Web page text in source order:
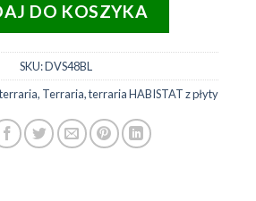
DO KOSZYKA
SKU:DVS48BL
, Terraria,terraria HABISTAT z płyty